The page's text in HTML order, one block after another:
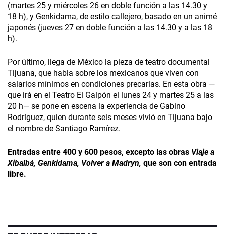
(martes 25 y miércoles 26 en doble función a las 14.30 y
18 h), y Genkidama, de estilo callejero, basado en un animé
japonés (jueves 27 en doble función a las 14.30 y a las 18
h).
Por último, llega de México la pieza de teatro documental
Tijuana, que habla sobre los mexicanos que viven con
salarios mínimos en condiciones precarias. En esta obra —
que irá en el Teatro El Galpón el lunes 24 y martes 25 a las
20 h— se pone en escena la experiencia de Gabino
Rodríguez, quien durante seis meses vivió en Tijuana bajo
el nombre de Santiago Ramírez.
Entradas entre 400 y 600 pesos, excepto las obras Viaje a
Xibalbá, Genkidama, Volver a Madryn, que son con entrada
libre.